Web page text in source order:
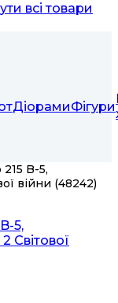
всі товари
ДіорамиФігури
B-5,
війни (48242)